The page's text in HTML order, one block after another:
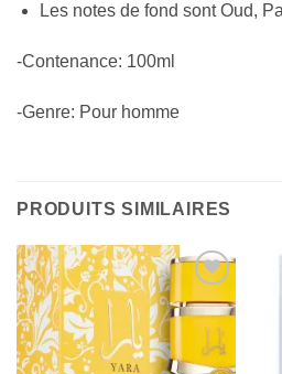
Les notes de fond sont Oud,
-Contenance: 100ml
-Genre: Pour homme
PRODUITS SIMILAIRES
Ajouter
à la liste
d’envies